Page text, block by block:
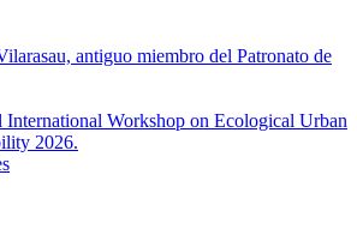
antiguo miembro del Patronato de
Workshop on Ecological Urban
2026.